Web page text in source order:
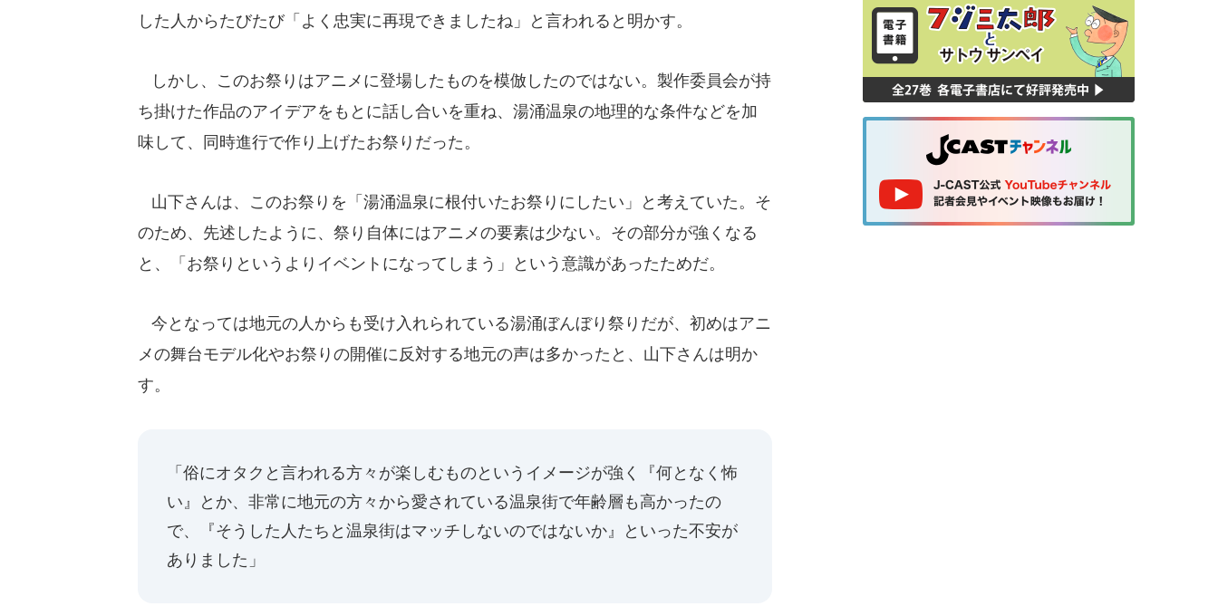
した人からたびたび「よく忠実に再現できましたね」と言われると明かす。
しかし、このお祭りはアニメに登場したものを模倣したのではない。製作委員会が持
ち掛けた作品のアイデアをもとに話し合いを重ね、湯涌温泉の地理的な条件などを加
味して、同時進行で作り上げたお祭りだった。
山下さんは、このお祭りを「湯涌温泉に根付いたお祭りにしたい」と考えていた。そ
のため、先述したように、祭り自体にはアニメの要素は少ない。その部分が強くなる
と、「お祭りというよりイベントになってしまう」という意識があったためだ。
今となっては地元の人からも受け入れられている湯涌ぼんぼり祭りだが、初めはアニ
メの舞台モデル化やお祭りの開催に反対する地元の声は多かったと、山下さんは明か
す。
「俗にオタクと言われる方々が楽しむものというイメージが強く『何となく怖
い』とか、非常に地元の方々から愛されている温泉街で年齢層も高かったの
で、『そうした人たちと温泉街はマッチしないのではないか』といった不安が
ありました」